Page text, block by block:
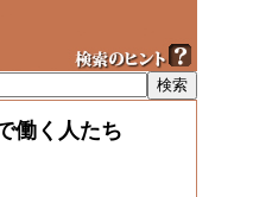
働く人たち